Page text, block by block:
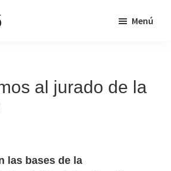
Menú
al jurado de la
las bases de la